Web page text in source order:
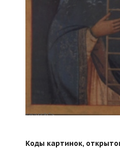
search">
Коды картинок,